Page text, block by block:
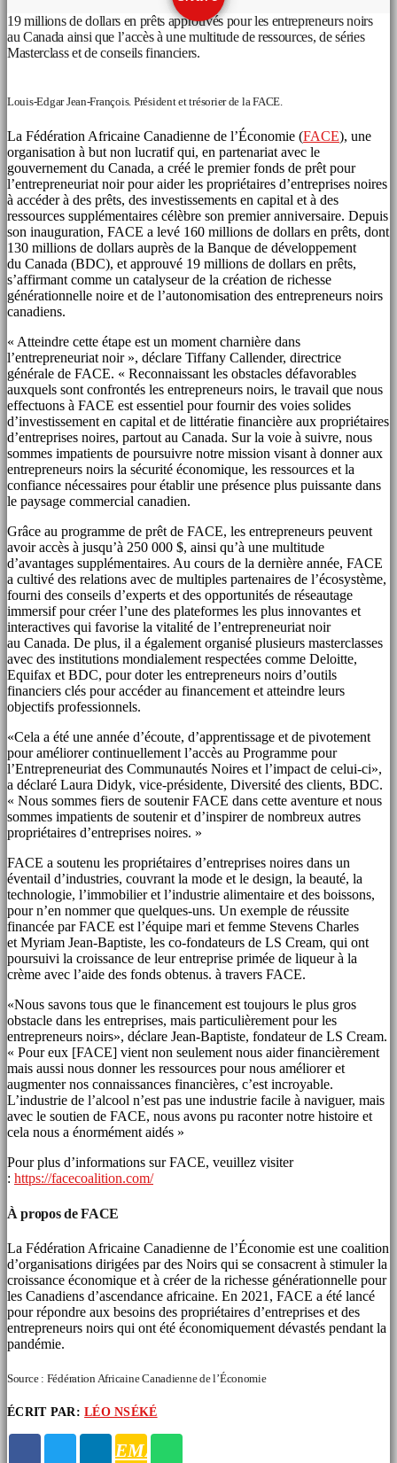
19 millions de dollars en prêts approuvés pour les entrepreneurs noirs
auCanada ainsi que l’accès à une multitude de ressources, de séries
Masterclass et de conseils financiers.
Louis-Edgar Jean-François. Président et trésorier de la FACE.
La Fédération Africaine Canadienne de l’Économie (FACE), une
organisation à but non lucratif qui, en partenariat avec le
gouvernement du Canada, a créé le premier fonds de prêt pour
l’entrepreneuriat noir pour aider les propriétaires d’entreprises noires
à accéder à des prêts, des investissements en capital et à des
ressources supplémentaires célèbre son premier anniversaire. Depuis
son inauguration, FACE a levé 160 millions de dollars en prêts, dont
130 millions de dollars auprès de la Banque de développement
du Canada (BDC), et approuvé 19 millions de dollars en prêts,
s’affirmant comme un catalyseur de la création de richesse
générationnelle noire et de l’autonomisation des entrepreneurs noirs
canadiens.
« Atteindre cette étape est un moment charnière dans
l’entrepreneuriat noir », déclare Tiffany Callender, directrice
générale de FACE. « Reconnaissant les obstacles défavorables
auxquels sont confrontés les entrepreneurs noirs, le travail que nous
effectuons à FACE est essentiel pour fournir des voies solides
d’investissement en capital et de littératie financière aux propriétaires
d’entreprises noires, partout au Canada. Sur la voie à suivre, nous
sommes impatients de poursuivre notre mission visant à donner aux
entrepreneurs noirs la sécurité économique, les ressources et la
confiance nécessaires pour établir une présence plus puissante dans
le paysage commercial canadien.
Grâce au programme de prêt de FACE, les entrepreneurs peuvent
avoir accès à jusqu’à 250 000 $, ainsi qu’à une multitude
d’avantages supplémentaires. Au cours de la dernière année, FACE
a cultivé des relations avec de multiples partenaires de l’écosystème,
fourni des conseils d’experts et des opportunités de réseautage
immersif pour créer l’une des plateformes les plus innovantes et
interactives qui favorise la vitalité de l’entrepreneuriat noir
au Canada. De plus, il a également organisé plusieurs masterclasses
avec des institutions mondialement respectées comme Deloitte,
Equifax et BDC, pour doter les entrepreneurs noirs d’outils
financiers clés pour accéder au financement et atteindre leurs
objectifs professionnels.
«Cela a été une année d’écoute, d’apprentissage et de pivotement
pour améliorer continuellement l’accès au Programme pour
l’Entrepreneuriat des Communautés Noires et l’impact de celui-ci»,
a déclaré Laura Didyk, vice-présidente, Diversité des clients, BDC.
« Nous sommes fiers de soutenir FACE dans cette aventure et nous
sommes impatients de soutenir et d’inspirer de nombreux autres
propriétaires d’entreprises noires. »
FACE a soutenu les propriétaires d’entreprises noires dans un
éventail d’industries, couvrant la mode et le design, la beauté, la
technologie, l’immobilier et l’industrie alimentaire et des boissons,
pour n’en nommer que quelques-uns. Un exemple de réussite
financée par FACE est l’équipe mari et femme Stevens Charles
et Myriam Jean-Baptiste, les co-fondateurs de LS Cream, qui ont
poursuivi la croissance de leur entreprise primée de liqueur à la
crème avec l’aide des fonds obtenus. à travers FACE.
«Nous savons tous que le financement est toujours le plus gros
obstacle dans les entreprises, mais particulièrement pour les
entrepreneurs noirs», déclare Jean-Baptiste, fondateur de LS Cream.
« Pour eux [FACE] vient non seulement nous aider financièrement
mais aussi nous donner les ressources pour nous améliorer et
augmenter nos connaissances financières, c’est incroyable.
L’industrie de l’alcool n’est pas une industrie facile à naviguer, mais
avec le soutien de FACE, nous avons pu raconter notre histoire et
cela nous a énormément aidés »
Pour plus d’informations sur FACE, veuillez visiter
: https://facecoalition.com/
À propos de FACE
La Fédération Africaine Canadienne de l’Économie est une coalition
d’organisations dirigées par des Noirs qui se consacrent à stimuler la
croissance économique et à créer de la richesse générationnelle pour
les Canadiens d’ascendance africaine. En 2021, FACE a été lancé
pour répondre aux besoins des propriétaires d’entreprises et des
entrepreneurs noirs qui ont été économiquement dévastés pendant la
pandémie.
Source : Fédération Africaine Canadienne de l’Économie
ÉCRIT PAR:LÉO NSÉKÉ
EMAIL